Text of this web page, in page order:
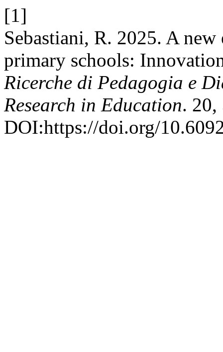
[1]
Sebastiani, R. 2025. A
primary schools:
Ricerche di Pedagogia e
Research in Education. 20,
DOI:https://doi.org/